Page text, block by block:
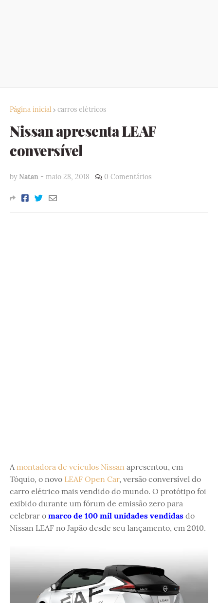
Página inicial carros elétricos
Nissan apresenta LEAF
conversível
by Natan - maio 28, 2018 0 Comentários
A montadora de veículos Nissan apresentou, em
Tóquio, o novo LEAF Open Car, versão conversível do
carro elétrico mais vendido do mundo. O protótipo foi
exibido durante um fórum de emissão zero para
celebrar o marco de 100 mil unidades vendidas do
Nissan LEAF no Japão desde seu lançamento, em 2010.